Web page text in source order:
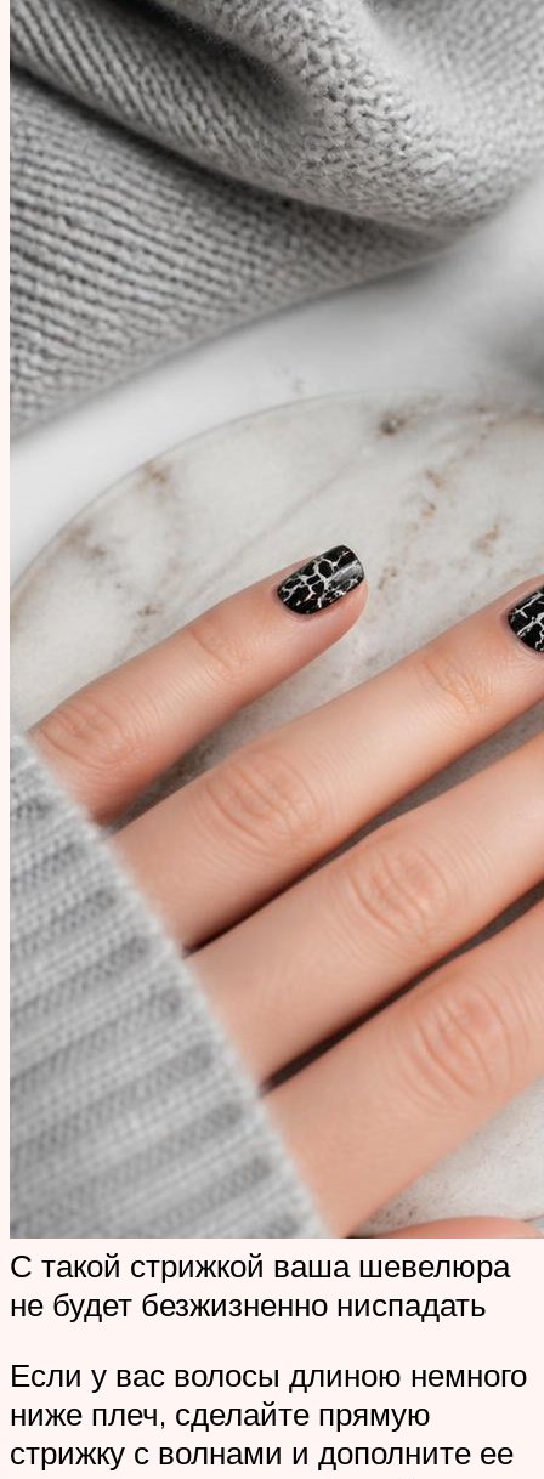
С такой стрижкой ваша шевелюра
не будет безжизненно ниспадать
Если у вас волосы длиною немного
ниже плеч, сделайте прямую
стрижку с волнами и дополните ее